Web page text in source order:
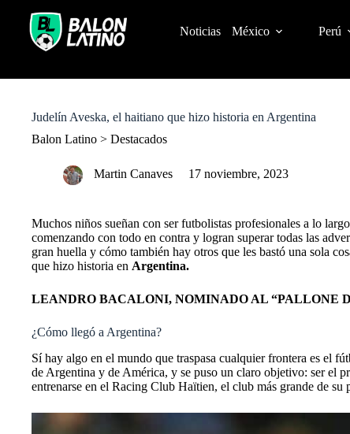
o
Noticias México Perú
Judelín Aveska, el haitiano que hizo historia en Argentina
Balon Latino > Destacados
Martin Canaves 17 noviembre, 2023
Muchos niños sueñan con ser futbolistas profesionales a lo
comenzando con todo en contra y logran superar todas las
gran huella y cómo también hay otros que les bastó una sola
que hizo historia en Argentina.
LEANDRO BACALONI, NOMINADO AL “PALLONE
¿Cómo llegó a Argentina?
Sí hay algo en el mundo que traspasa cualquier frontera es el
de Argentina y de América, y se puso un claro objetivo: ser el
entrenarse en el Racing Club Haïtien, el club más grande de su